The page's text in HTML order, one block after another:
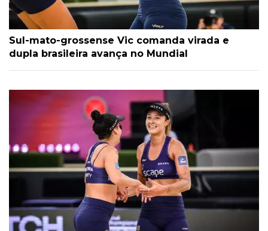
Sul-mato-grossense Vic comanda virada e
dupla brasileira avança no Mundial